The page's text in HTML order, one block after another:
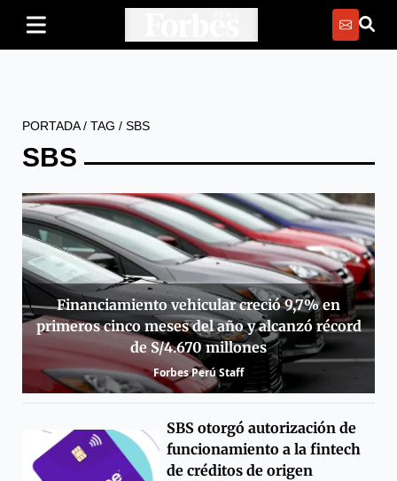
PORTADA/ TAG / SBS
SBS
Financiamiento vehicular creció 9,7% en
primeros cinco meses del año y alcanzó récord
de S/4.670 millones
Forbes Perú Staff
SBS otorgó autorización de
funcionamiento a la fintech
de créditos de origen